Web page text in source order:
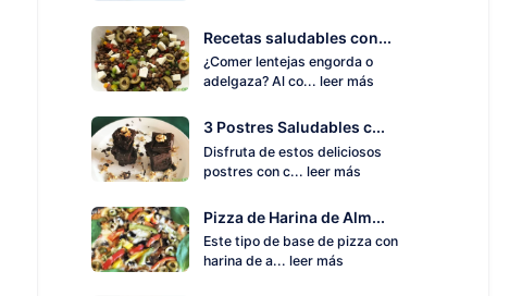
Recetas saludables con...
¿Comer lentejas engorda o
adelgaza? Al co... leer más
3 Postres Saludables c...
Disfruta de estos deliciosos
postres con c... leer más
Pizza de Harina de Alm...
Este tipo de base de pizza con
harina de a... leer más